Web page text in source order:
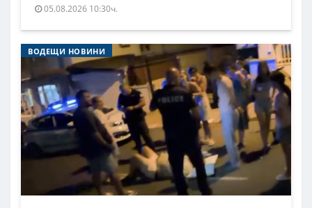
05.08.2026 10:30ч.
ВОДЕЩИ НОВИНИ